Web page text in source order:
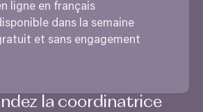
ligne en français
dans la semaine
et sans engagement
la coordinatrice